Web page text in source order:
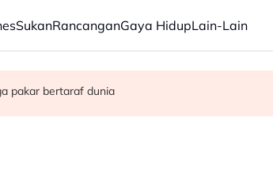
SukanRancanganGaya HidupLain-Lain
penyalahgunaan dadah dalam kalangan kanak-
SMS, semakan bermula esok
bantu lahir tenaga pakar bertaraf dunia